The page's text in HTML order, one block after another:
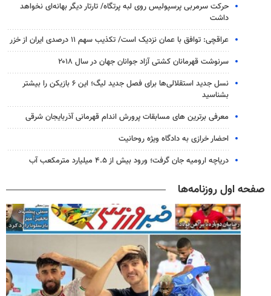
حرکت سرمربی پرسپولیس روی لبه پرتگاه/ تارتار دیگر بهانه‌ای نخواهد
داشت
عراقچی: توافق با عمان نزدیک است/ تکذیب سهم ۱۱ درصدی ایران از خزر
سرنوشت قهرمانان کشتی آزاد جوانان جهان در سال ۲۰۱۸
نسل جدید استقلالی‌ها برای فصل جدید لیگ؛ این ۶ بازیکن را بیشتر
بشناسید
معرفی برترین های مسابقات پرورش اندام قهرمانی آذربایجان شرقی
احضار خرازی به دادگاه ویژه روحانیت
دریاچه ارومیه جان گرفت؛ ورود بیش از ۴.۵ میلیارد مترمکعب آب
صفحه اول روزنامه‌ها